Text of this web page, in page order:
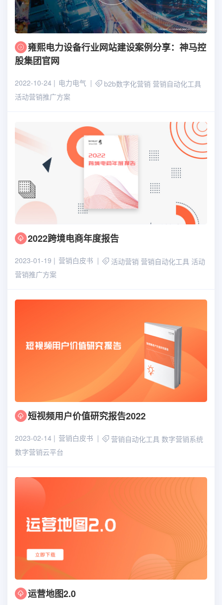
雍熙电力设备行业网站建设案例分享：神马控
股集团官网
2022-10-24 电力电气 b2b数字化营销 营销自动化工具
活动营销推广方案
2022跨境电商年度报告
2023-01-19 营销白皮书 活动营销 营销自动化工具 活动
营销推广方案
短视频用户价值研究报告2022
2023-02-14 营销白皮书 营销自动化工具 数字营销系统
数字营销云平台
运营地图2.0